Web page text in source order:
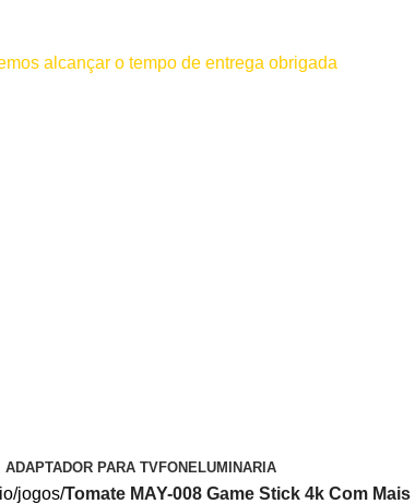
alcançar o tempo de entrega obrigada
ADAPTADOR PARA TVFONELUMINARIA
jogos Tomate MAY-008 Game Stick 4k Com